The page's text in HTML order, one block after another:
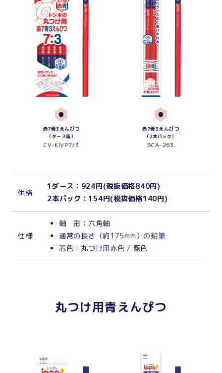
赤7青3えんぴつ
（ダース箱）
CV-KIVP7/3
赤7青3えんぴつ
（2本パック）
BCA-263
価格
1ダース：924円(税抜価格840円)
2本パック：154円(税抜価格140円)
仕様
軸 形：六角軸
通常の長さ（約175mm）の鉛筆
芯色：丸つけ用赤色 / 藍色
丸つけ用青えんぴつ